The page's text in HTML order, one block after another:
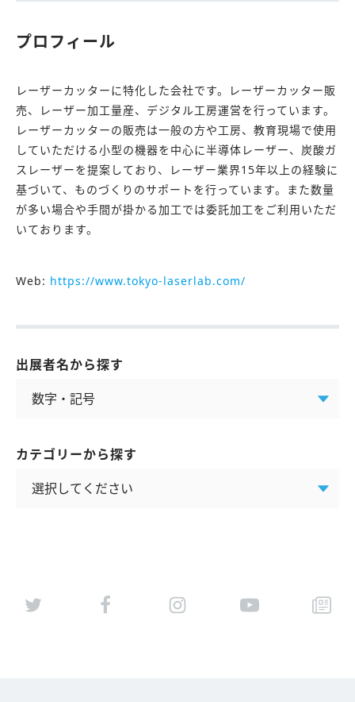
プロフィール
レーザーカッターに特化した会社です。レーザーカッター販
売、レーザー加工量産、デジタル工房運営を行っています。
レーザーカッターの販売は一般の方や工房、教育現場で使用
していただける小型の機器を中心に半導体レーザー、炭酸ガ
スレーザーを提案しており、レーザー業界15年以上の経験に
基づいて、ものづくりのサポートを行っています。また数量
が多い場合や手間が掛かる加工では委託加工をご利用いただ
いております。
Web: https://www.tokyo-laserlab.com/
出展者名から探す
カテゴリーから探す